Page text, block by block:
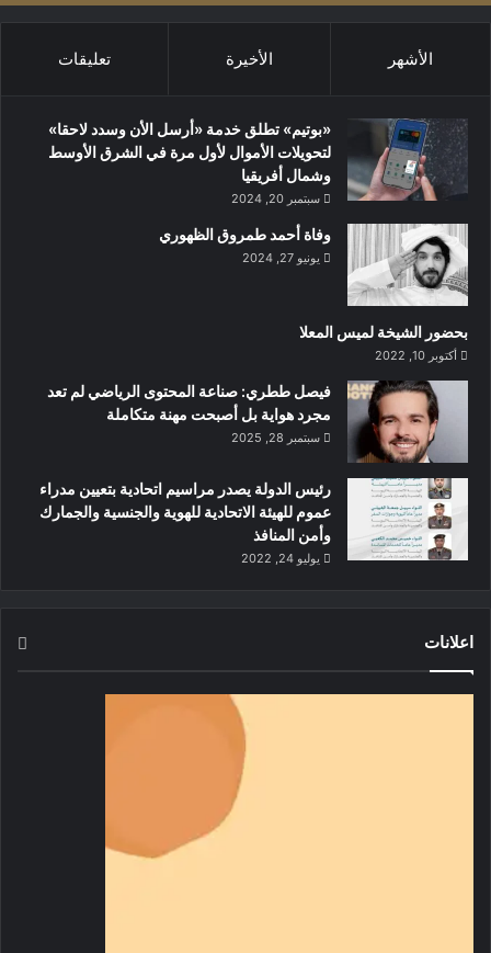
اللا محدود لكل أبناء المنطقة من أجل الإبداع والتميز وهو امر ليس
الأوسط في النسخة الماضية لكأس العالم لكرة القدم
الأشهر الأخيرة تعليقات
«بوتيم» تطلق خدمة «أرسل الأن وسدد لاحقا»
لتحويلات الأموال لأول مرة في الشرق الأوسط
وشمال أفريقيا
سبتمبر 20, 2024
وفاة أحمد طمروق الظهوري
يونيو 27, 2024
بحضور الشيخة لميس المعلا
أكتوبر 10, 2022
‏فيصل ططري: صناعة المحتوى الرياضي لم تعد
مجرد هواية بل أصبحت مهنة متكاملة
سبتمبر 28, 2025
رئيس الدولة يصدر مراسيم اتحادية بتعيين مدراء
عموم للهيئة الاتحادية للهوية والجنسية والجمارك
وأمن المنافذ
يوليو 24, 2022
اعلانات